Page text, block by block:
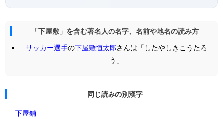
「下屋敷」を含む著名人の名字、名前や地名の読み方
サッカー選手の下屋敷恒太郎さんは「したやしきこうたろ
う」
同じ読みの別漢字
下屋鋪